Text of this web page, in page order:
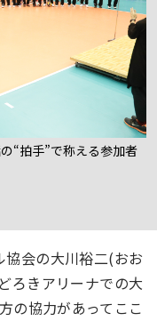
“拍手”で称える参加者
会の大川裕二(おお
ろきアリーナでの大
の協力があってここ